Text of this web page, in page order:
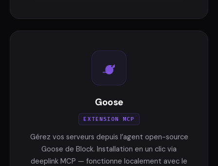
Goose
EXTENSION MCP
Gérez vos serveurs depuis l’agent open-source
Goose de Block. Installation en un clic via
deeplink MCP — fonctionne localement avec le